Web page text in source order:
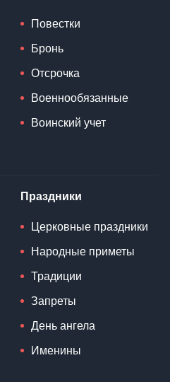
Повестки
Бронь
Отсрочка
Военнообязанные
Воинский учет
Праздники
Церковные праздники
Народные приметы
Традиции
Запреты
День ангела
Именины